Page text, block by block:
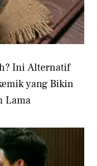
Ini Alternatif
yang Bikin
Lama